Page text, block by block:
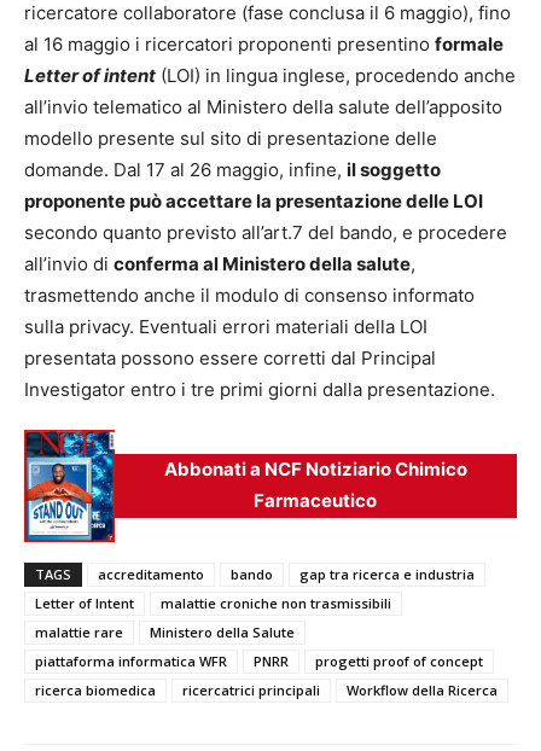
ricercatore collaboratore (fase conclusa il 6 maggio), fino
al 16 maggio i ricercatori proponenti presentino formale
Letter of intent (LOI) in lingua inglese, procedendo anche
all’invio telematico al Ministero della salute dell’apposito
modello presente sul sito di presentazione delle
domande. Dal 17 al 26 maggio, infine, il soggetto
proponente può accettare la presentazione delle LOI
secondo quanto previsto all’art.7 del bando, e procedere
all’invio di conferma al Ministero della salute,
trasmettendo anche il modulo di consenso informato
sulla privacy. Eventuali errori materiali della LOI
presentata possono essere corretti dal Principal
Investigator entro i tre primi giorni dalla presentazione.
Abbonati a NCF Notiziario Chimico
Farmaceutico
TAGS accreditamento bando
gap tra ricerca e industria
Letter of Intent
malattie croniche non trasmissibili
malattie rare
Ministero della Salute
piattaforma informatica WFR
PNRR
progetti proof of concept
ricerca biomedica
ricercatrici principali Workflow della Ricerca